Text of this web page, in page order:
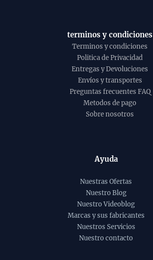
terminos y condiciones
Terminos y condiciones
Politica de Privacidad
Entregas y Devoluciones
Envíos y transportes
Preguntas frecuentes FAQ
Metodos de pago
Sobre nosotros
Ayuda
Nuestras Ofertas
Nuestro Blog
Nuestro Videoblog
Marcas y sus fabricantes
Nuestros Servicios
Nuestro contacto